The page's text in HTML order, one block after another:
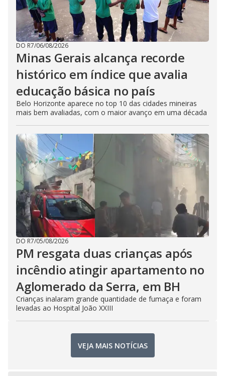
DO R7/06/08/2026
Minas Gerais alcança recorde
histórico em índice que avalia
educação básica no país
Belo Horizonte aparece no top 10 das cidades mineiras
mais bem avaliadas, com o maior avanço em uma década
DO R7/05/08/2026
PM resgata duas crianças após
incêndio atingir apartamento no
Aglomerado da Serra, em BH
Crianças inalaram grande quantidade de fumaça e foram
levadas ao Hospital João XXIII
VEJA MAIS NOTÍCIAS